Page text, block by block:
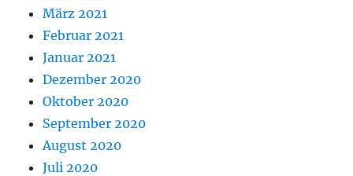
März 2021
Februar 2021
Januar 2021
Dezember 2020
Oktober 2020
September 2020
August 2020
Juli 2020